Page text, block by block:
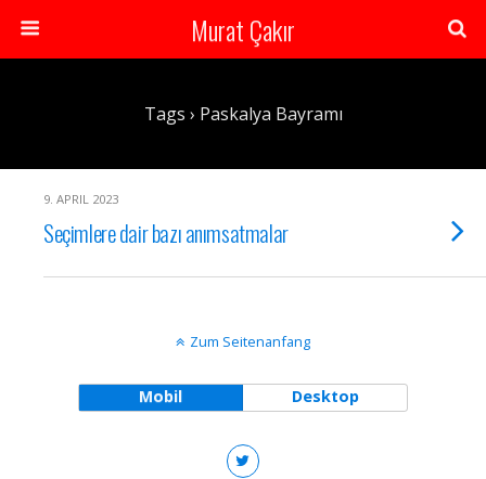
Murat Çakır
Tags › Paskalya Bayramı
9. APRIL 2023
Seçimlere dair bazı anımsatmalar
Zum Seitenanfang
Mobil Desktop